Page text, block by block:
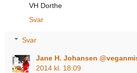
VH Dorthe
Svar
Svar
Jane H. Johansen
2014 kl. 18:09